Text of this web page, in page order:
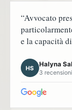
“Avvocato
e la capacità
HS
Halyna
3